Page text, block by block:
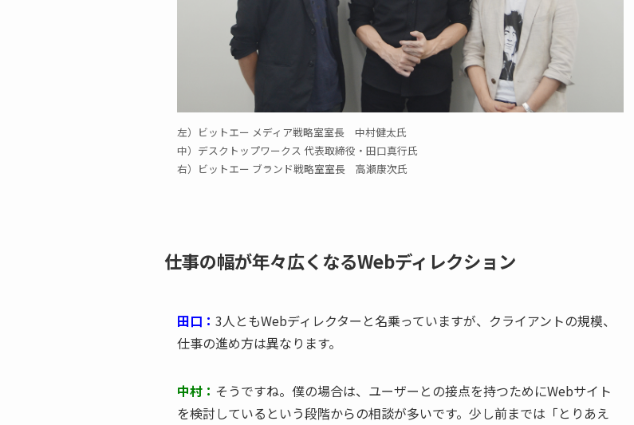
左）ビットエー メディア戦略室室長 中村健太氏
中）デスクトップワークス 代表取締役・田口真行氏
右）ビットエー ブランド戦略室室長 高瀬康次氏
仕事の幅が年々広くなるWebディレクション
田口： 3人ともWebディレクターと名乗っていますが、クライアントの規模、
仕事の進め方は異なります。
中村： そうですね。僕の場合は、ユーザーとの接点を持つためにWebサイト
を検討しているという段階からの相談が多いです。少し前までは「とりあえ